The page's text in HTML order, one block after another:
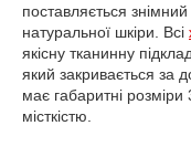
поставляється
натуральної шкіри. Всі
якісну тканинну
який закривається за
має габаритні
місткістю.